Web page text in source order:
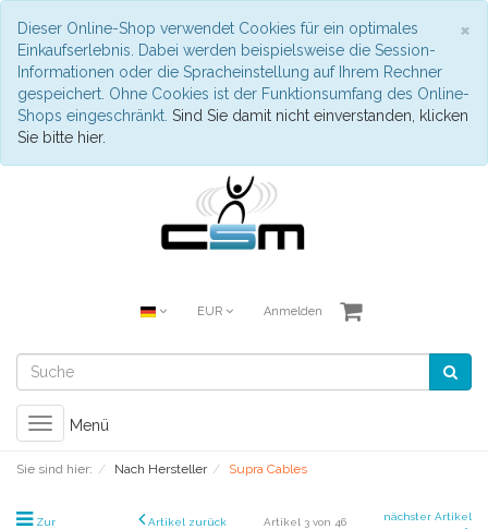
×
Dieser Online-Shop verwendet Cookies für ein optimales
Einkaufserlebnis. Dabei werden beispielsweise die Session-
Informationen oder die Spracheinstellung auf Ihrem Rechner
gespeichert. Ohne Cookies ist der Funktionsumfang des Online-
Shops eingeschränkt. Sind Sie damit nicht einverstanden, klicken
Sie bitte hier.
EUR Anmelden
Toggle
navigation
Menü
Sie sind hier: Nach Hersteller Supra Cables
Zur
Artikel zurück Artikel 3 von 46 nächster Artikel